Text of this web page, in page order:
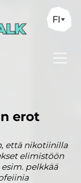
FI
erot
että nikotiinilla
elimistöön
pelkkää